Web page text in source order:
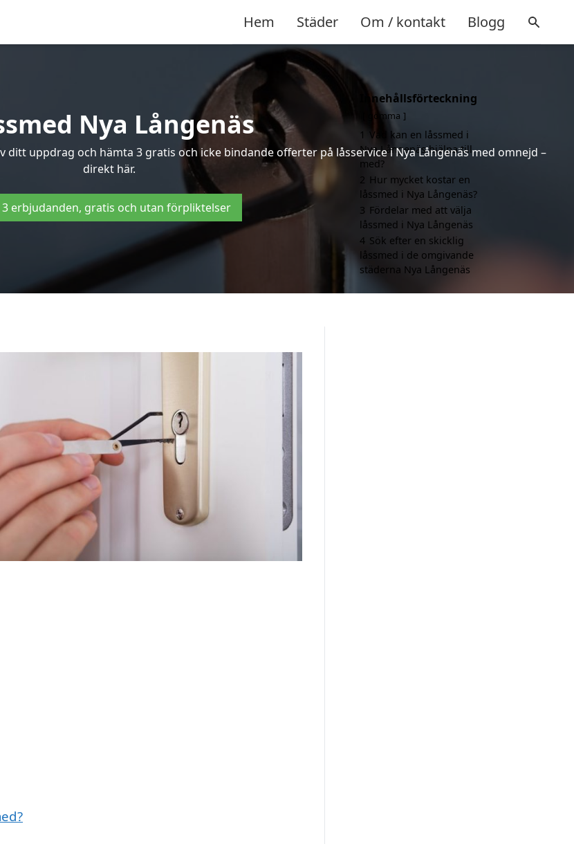
Hem Städer Om / kontakt Blogg
Nya Långenäs
ditt uppdrag och hämta 3 gratis och icke bindande offerter på låsservice i Nya Långenäs med omnejd –
direkt här.
3 erbjudanden, gratis och utan förpliktelser
Innehållsförteckning
gömma
1 Vad kan en låssmed i
Nya Långenäs hjälpa till
med?
2 Hur mycket kostar en
låssmed i Nya Långenäs?
3 Fördelar med att välja
låssmed i Nya Långenäs
4 Sök efter en skicklig
låssmed i de omgivande
städerna Nya Långenäs